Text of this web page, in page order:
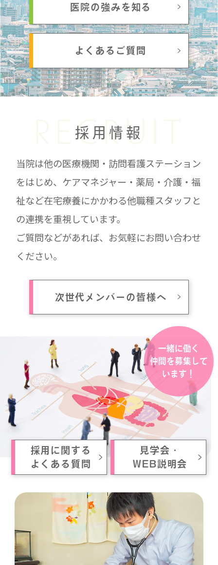
医院の強みを知る
よくあるご質問
RECRUIT
一緒に働く
仲間を募集して
います！
採用情報
当院は他の医療機関・訪問看護ステーション
をはじめ、ケアマネジャー・薬局・介護・福
祉など在宅療養にかかわる他職種スタッフと
の連携を重視しています。
ご質問などがあれば、お気軽にお問い合わせ
ください。
次世代メンバーの皆様へ
採用に関する
よくある質問
見学会・
WEB説明会